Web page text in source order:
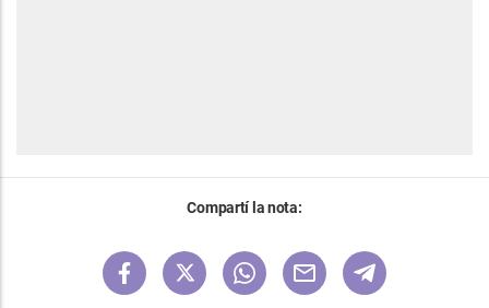
Compartí la nota: